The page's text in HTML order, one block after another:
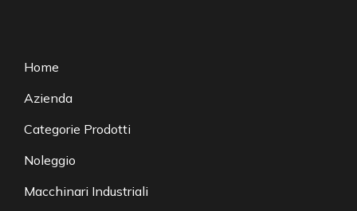
Home
Azienda
Categorie Prodotti
Noleggio
Macchinari Industriali